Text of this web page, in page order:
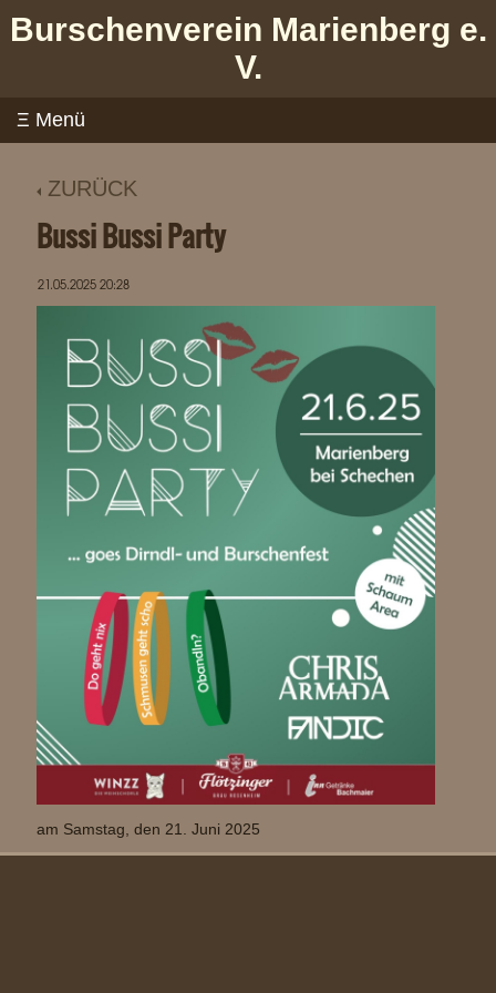
Burschenverein Marienberg e.
V.
ZURÜCK
Bussi Bussi Party
21.05.2025 20:28
am Samstag, den 21. Juni 2025